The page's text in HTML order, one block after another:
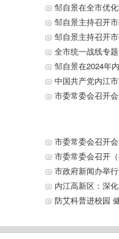
市委常委会召开
市委常委会召开
内江高新区：深
防艾科普进校园